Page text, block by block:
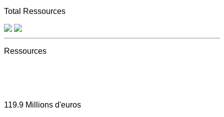
Total Ressources
Ressources
119.9 Millions d'euros